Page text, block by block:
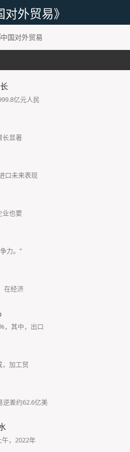
对外贸易》
亿元人民
长显著
口未来表现
业也要
力。”
在经济
，其中，出口
，加工贸
逆差约62.6亿美
，2022年